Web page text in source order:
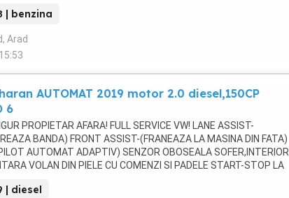
Auto, Wi-Fi, Bluetooth, USB, Aux) Incalzire in scaune + Volan din
Geamuri electrice + oglinzi electrice si incalzite Faruri si
Full LED Camera video marsarier + senzori parcare fata si spate
ireprosabil!
| benzina
Arad
AUTOMAT 2019 motor 2.0 diesel,150CP
6
PROPIETAR AFARA! FULL SERVICE VW! LANE ASSIST-
BANDA) FRONT ASSIST-(FRANEAZA LA MASINA DIN FATA)
AUTOMAT ADAPTIV) SENZOR OBOSEALA SOFER,INTERIOR
VOLAN DIN PIELE CU COMENZI SI PADELE START-STOP LA
SENZORI DE PARCARE FATA-SPATE CU AFISAJ BUTON
| diesel